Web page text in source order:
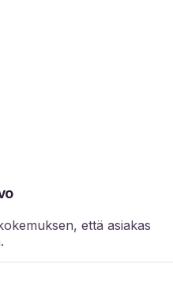
että asiakas